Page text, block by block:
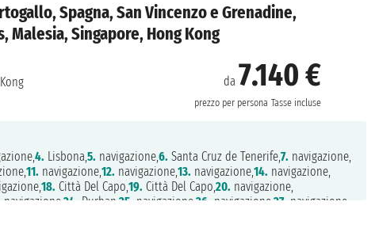
Spagna, San Vincenzo e Grenadine,
Malesia, Singapore, Hong Kong
da 7.140 €
prezzo per persona Tasse incluse
4. Lisbona,5. navigazione,6. Santa Cruz de Tenerife,7. navigazione,
11. navigazione,12. navigazione,13. navigazione,14. navigazione,
18. Città Del Capo,19. Città Del Capo,20. navigazione,
navigazione,24. Durban,25. navigazione,26. navigazione,27. navigazione,